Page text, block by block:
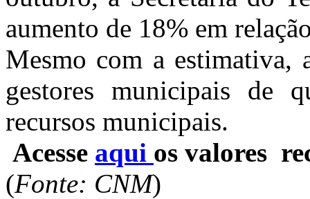
aumento de 18% em
Mesmo com a estimativa,
gestores municipais de
recursos municipais.
Acesse aqui os valores
(Fonte: CNM)